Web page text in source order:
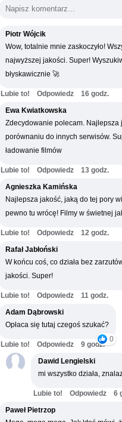
Piotr Wójcik
Wow, totalnie mnie zaskoczyło!
najwyższej jakości. Super!
błyskawicznie 🚀
Lubie to! Odpowiedz
16 godz.
Ewa Kwiatkowska
Zdecydowanie polecam. Najlepsza
porównaniu do innych serwisów.
ładowanie filmów
Lubie to! Odpowiedz
13 godz.
Agnieszka Kamińska
Najlepsza jakość, jaką do tej pory
pewno tu wrócę! Filmy w świetnej
Lubie to! Odpowiedz
12 godz.
Rafał Jabłoński
W końcu coś, co działa bez
jakości. Super!
Lubie to! Odpowiedz
11 godz.
Adam Dąbrowski
Opłaca się tutaj czegoś szukać?
0
Lubie to! Odpowiedz
9 godz.
Dawid Lengielski
mi wszystko działa,
Lubie to! Odpowiedz
6
Paweł Pietrzop